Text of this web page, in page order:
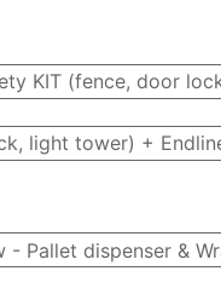
KIT (fence, door
light tower) +
- Pallet dispenser &